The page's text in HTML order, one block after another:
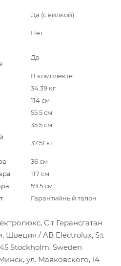
Да (с вилкой)
Нет
Да
В комплекте
34.39 кг
114 см
55.5 см
35.5 см
37.51 кг
36 см
117 см
59.5 см
Гарантийный талон
С:т Герансгатан
Швеция / AB Electrolux, S:t
Stockholm, Sweden
ул. Маяковского, 14